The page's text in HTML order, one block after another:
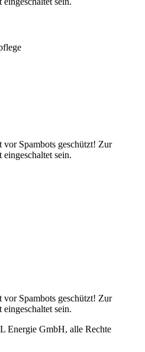
Spambots geschützt! Zur
eingeschaltet sein.
Spambots geschützt! Zur
eingeschaltet sein.
Energie GmbH, alle Rechte